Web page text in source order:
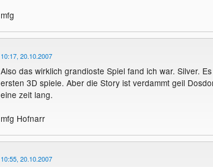
mfg
10:17, 20.10.2007
Also das wirklich grandioste Spiel fand ich war. Silver.
ersten 3D spiele. Aber die Story ist verdammt geil
eine zeit lang.
mfg Hofnarr
10:55, 20.10.2007